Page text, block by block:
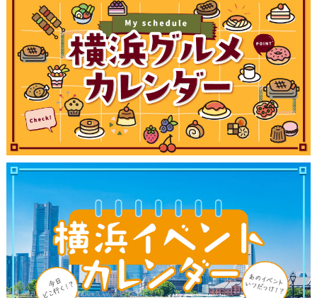
観光ガイド
ランキング
ブログ記事
サイトについて